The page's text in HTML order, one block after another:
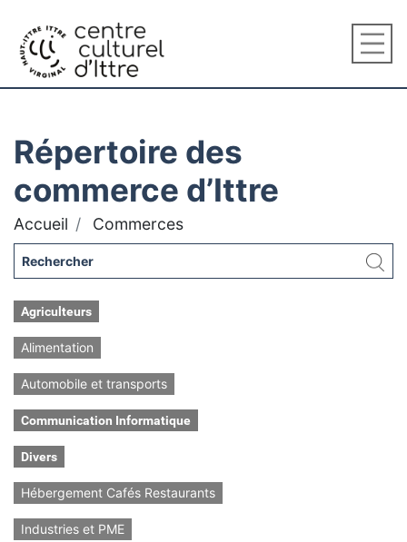
Répertoire des
commerce d’Ittre
Accueil Commerces
Agriculteurs
Alimentation
Automobile et transports
Communication Informatique
Divers
Hébergement Cafés Restaurants
Industries et PME